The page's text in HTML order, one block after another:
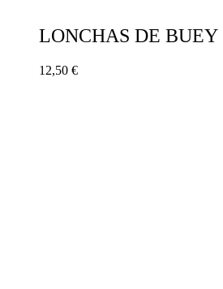
LONCHAS DE BUEY
12,50 €